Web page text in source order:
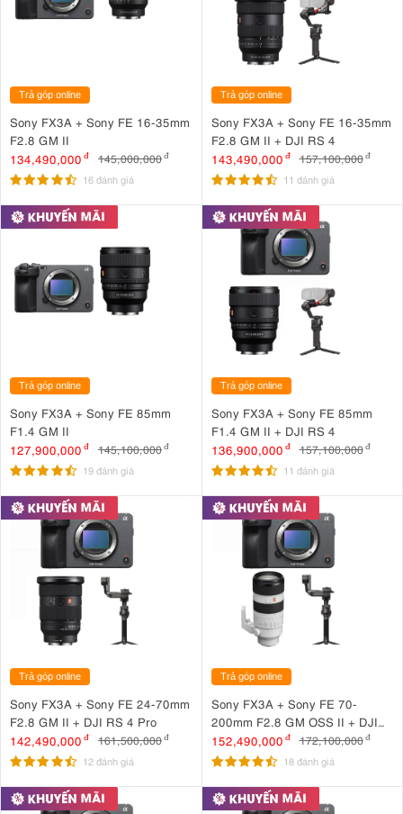
Trả góp online
Sony FX3A + Sony FE 16-35mm
F2.8 GM II
134,490,000 đ 145,000,000đ
16 đánh giá
Trả góp online
Sony FX3A + Sony FE 16-35mm
F2.8 GM II + DJI RS 4
143,490,000 đ 157,100,000 đ
11 đánh giá
Trả góp online
Sony FX3A + Sony FE 85mm
F1.4 GM II
127,900,000 đ 145,100,000đ
19 đánh giá
Trả góp online
Sony FX3A + Sony FE 85mm
F1.4 GM II + DJI RS 4
136,900,000 đ 157,100,000 đ
11 đánh giá
Trả góp online
Sony FX3A + Sony FE 24-70mm
F2.8 GM II + DJI RS 4 Pro
142,490,000 đ 161,500,000đ
12 đánh giá
Trả góp online
Sony FX3A + Sony FE 70-
200mm F2.8 GM OSS II + DJI
RS 4 Pro
152,490,000 đ 172,100,000 đ
18 đánh giá